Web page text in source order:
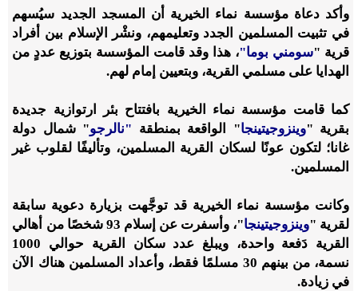
وأكد دعاة مؤسسة نماء الخيرية أن المسجد الجديد سيُسهم
في تثبيت المسلمين الجدد وتعليمهم، ونشْر الإسلام بين أفراد
قرية "سومني بوما"، هذا وقد قامت المؤسسة بتوزيع عددٍ من
الهدايا على مسلمي القرية، وبتعيين إمام لهم.
كما قامت مؤسسة نماء الخيرية بافتتاح بئر ارتوازية جديدة
بقرية "وينزوجيتينجا" الواقعة بمنطقة "نالرجو" شمال دولة
غانا؛ لتكون عونًا لسكان القرية المسلمين، وتأليفًا لقلوب غير
المسلمين.
وكانت مؤسسة نماء الخيرية قد توجَّهت بزيارة دعوية سابقة
لقرية "وينزوجيتينجا
"، وأسفرت عن إسلام 93 شخصًا من أهالي
القرية دَفعة واحدة، ويبلغ عدد سكان القرية حوالي 1000
نسمة، من بينهم 30 مسلمًا فقط، وأعداد المسلمين هناك الآن
في زيادة.